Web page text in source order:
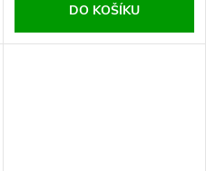
DO KOŠÍKU